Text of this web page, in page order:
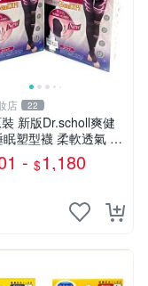
店 22
新版Dr.scholl爽健
塑型襪 柔軟透氣 限
茶美妝店』
- $1,180